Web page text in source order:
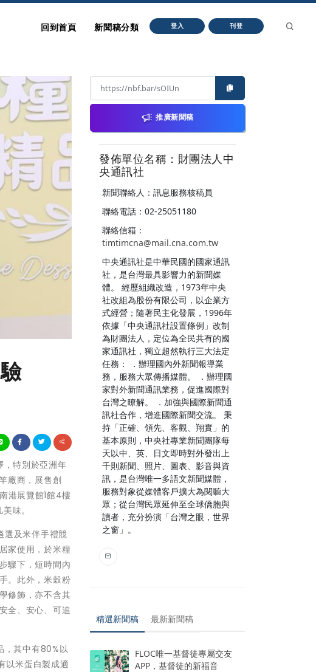
回到首頁 新聞稿分類 登入 刊登
特別於亞洲年
廠商，展售創
港展覽館1館4樓
味。
選及米伴手禮競
家使用，於米糧
驟下，短時間內
。此外，米穀粉
修飾，亦不含其
全、安心、可追
，其中有80%以
以米蛋白製成適
推廣新聞稿
發佈單位名稱：財團法人中
央通訊社
新聞聯絡人：訊息服務核稿員
聯絡電話：02-25051180
聯絡信箱：
timtimcna@mail.cna.com.tw
中央通訊社是中華民國的國家通訊
社，是台灣最具影響力的新聞媒
體。 經歷組織改造，1973年中央
社改組為股份有限公司，以企業方
式經營；隨著民主化發展，1996年
依據「中央通訊社設置條例」改制
為財團法人，定位為全民共有的國
家通訊社，獨立超然執行三大法定
任務： ．辦理國內外新聞報導業
務，服務大眾傳播媒體。 ．辦理國
家對外新聞通訊業務，促進國際對
台灣之瞭解。 ．加強與國際新聞通
訊社合作，增進國際新聞交流。 秉
持「正確、領先、客觀、翔實」的
基本原則，中央社專業新聞團隊每
天以中、英、日文即時對外發出上
千則新聞、照片、圖表、影音與資
訊，是台灣唯一多語文新聞媒體，
服務對象從媒體客戶擴大為閱聽大
眾；從台灣民眾延伸至全球僑胞與
讀者，充分扮演「台灣之眼，世界
之窗」。
精選新聞稿 最新新聞稿
FLOC唯一基督徒專屬交友
APP，基督徒的新福音